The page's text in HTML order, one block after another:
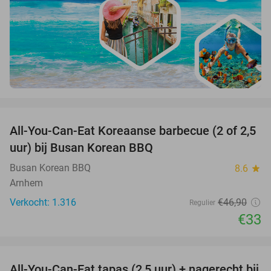
30%
All-You-Can-Eat Koreaanse barbecue (2 of 2,5
uur) bij Busan Korean BBQ
Busan Korean BBQ 8.6 star
Arnhem
Verkocht: 1.316
Regulier €46,90
€33